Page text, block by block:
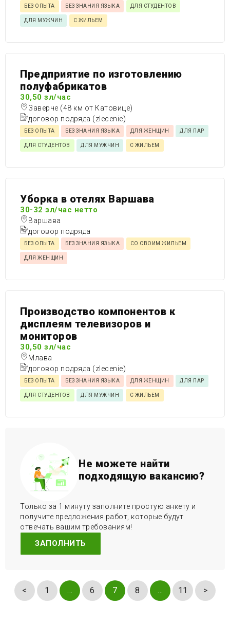
БЕЗ ОПЫТА БЕЗ ЗНАНИЯ ЯЗЫКА ДЛЯ СТУДЕНТОВ
ДЛЯ МУЖЧИН С ЖИЛЬЕМ
Предприятие по изготовлению
полуфабрикатов
30,50 зл/час
Заверче (48 км от Катовице)
договор подряда (zlecenie)
БЕЗ ОПЫТА БЕЗ ЗНАНИЯ ЯЗЫКА ДЛЯ ЖЕНЩИН ДЛЯ ПАР
ДЛЯ СТУДЕНТОВ ДЛЯ МУЖЧИН С ЖИЛЬЕМ
Уборка в отелях Варшава
30-32 зл/час нетто
Варшава
договор подряда
БЕЗ ОПЫТА БЕЗ ЗНАНИЯ ЯЗЫКА СО СВОИМ ЖИЛЬЕМ
ДЛЯ ЖЕНЩИН
Производство компонентов к
дисплеям телевизоров и
мониторов
30,50 зл/час
Млава
договор подряда (zlecenie)
БЕЗ ОПЫТА БЕЗ ЗНАНИЯ ЯЗЫКА ДЛЯ ЖЕНЩИН ДЛЯ ПАР
ДЛЯ СТУДЕНТОВ ДЛЯ МУЖЧИН С ЖИЛЬЕМ
Не можете найти
подходящую вакансию?
Только за 1 минуту заполните простую анкету и
получите предложения работ, которые будут
отвечать вашим требованиям!
ЗАПОЛНИТЬ
< 1 … 6 7 8 … 11 >